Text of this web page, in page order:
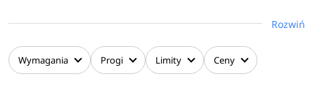
podejmować decyzję i kierować zespołami
wymagań i walidacji oprogramowania, jak również
zarządzania projektami oraz architektury komputerów,
systemów komputerowych i cyklu życia systemów
Rozwiń
Wymagania Progi Limity Ceny